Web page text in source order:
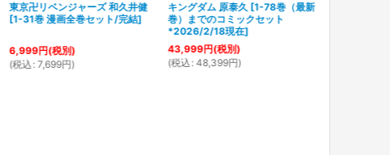
東京卍リベンジャーズ 和久井健
[1-31巻 漫画全巻セット/完結]
6,999円(税別)
(税込: 7,699円)
キングダム 原泰久 [1-78巻（最新
巻）までのコミックセット
*2026/2/18現在]
43,999円(税別)
(税込: 48,399円)